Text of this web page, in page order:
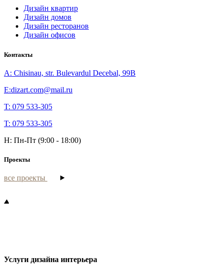
Дизайн квартир
Дизайн домов
Дизайн ресторанов
Дизайн офисов
Контакты
A: Chisinau, str. Bulevardul Decebal, 99B
E:dizart.com@mail.ru
T: 079 533-305
T: 079 533-305
H: Пн-Пт (9:00 - 18:00)
Проекты
все проекты
Услуги дизайна интерьера